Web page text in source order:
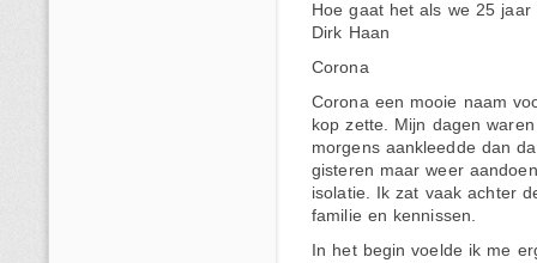
Hoe gaat het als we 25 jaar
Dirk Haan
Corona
Corona een mooie naam
kop zette. Mijn dagen
morgens aankleedde dan
gisteren maar weer
isolatie. Ik zat vaak achter
familie en kennissen.
In het begin voelde ik me